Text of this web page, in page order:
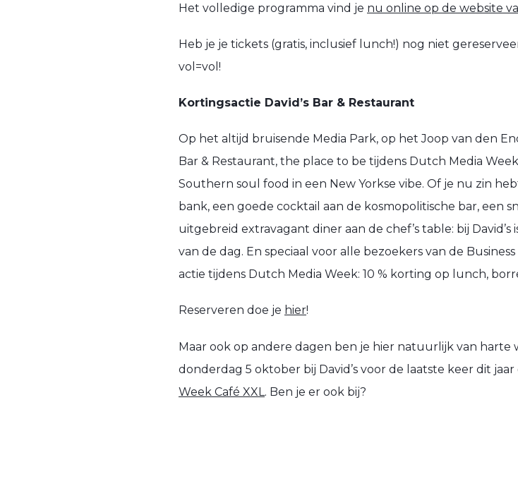
Het volledige programma vind je nu online op de website
Heb je je tickets (gratis, inclusief lunch!) nog niet
vol=vol!
Kortingsactie David’s Bar & Restaurant
Op het altijd bruisende Media Park, op het Joop van den
Bar & Restaurant, the place to be tijdens Dutch Media
Southern soul food in een New Yorkse vibe. Of je nu zin
bank, een goede cocktail aan de kosmopolitische bar, een
uitgebreid extravagant diner aan de chef’s table: bij
van de dag. En speciaal voor alle bezoekers van de
actie tijdens Dutch Media Week: 10 % korting op lunch,
Reserveren doe je hier!
Maar ook op andere dagen ben je hier natuurlijk van harte
donderdag 5 oktober bij David’s voor de laatste keer dit
Week Café XXL . Ben je er ook bij?